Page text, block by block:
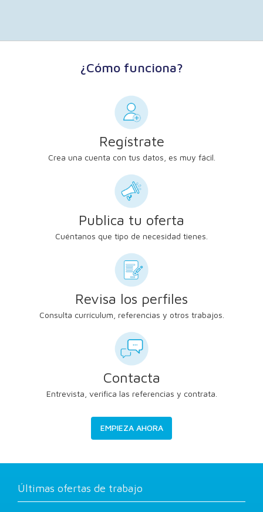
¿Cómo funciona?
Regístrate
Crea una cuenta con tus datos, es muy fácil.
Publica tu oferta
Cuéntanos que tipo de necesidad tienes.
Revisa los perfiles
Consulta currículum, referencias y otros trabajos.
Contacta
Entrevista, verifica las referencias y contrata.
EMPIEZA AHORA
Últimas ofertas de trabajo